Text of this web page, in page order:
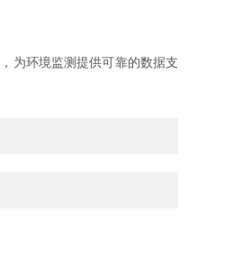
为环境监测提供可靠的数据支